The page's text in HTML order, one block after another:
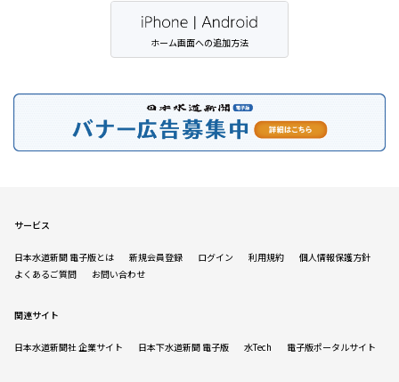
ホーム画面への追加方法
サービス
日本水道新聞 電子版とは 新規会員登録 ログイン 利用規約
個人情報保護方針
よくあるご質問
お問い合わせ
関連サイト
日本水道新聞社 企業サイト 日本下水道新聞 電子版 水Tech 電子版ポータルサイト